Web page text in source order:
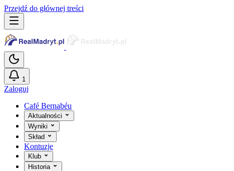
Przejdź do głównej treści
1
Zaloguj
Café Bernabéu
Aktualności
Wyniki
Skład
Kontuzje
Klub
Historia